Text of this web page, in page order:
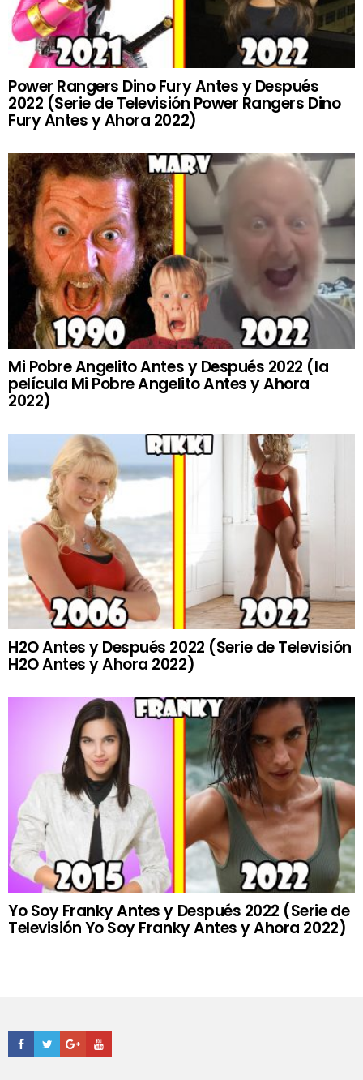
Power Rangers Dino Fury Antes y Después
2022 (Serie de Televisión Power Rangers Dino
Fury Antes y Ahora 2022)
Mi Pobre Angelito Antes y Después 2022 (la
película Mi Pobre Angelito Antes y Ahora
2022)
H2O Antes y Después 2022 (Serie de Televisión
H2O Antes y Ahora 2022)
Yo Soy Franky Antes y Después 2022 (Serie de
Televisión Yo Soy Franky Antes y Ahora 2022)
Facebook
TwitterGoogle+Youtube